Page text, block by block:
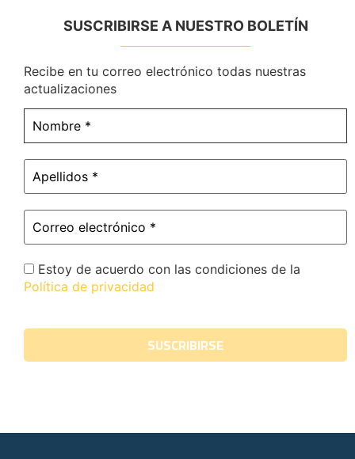
SUSCRIBIRSE A NUESTRO BOLETÍN
Recibe en tu correo electrónico todas nuestras
actualizaciones
Estoy de acuerdo con las condiciones de la
Política de privacidad